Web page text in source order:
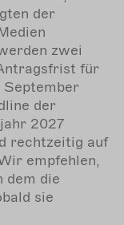
der
zwei
für
der
2027
rechtzeitig auf
empfehlen,
dem die
sie